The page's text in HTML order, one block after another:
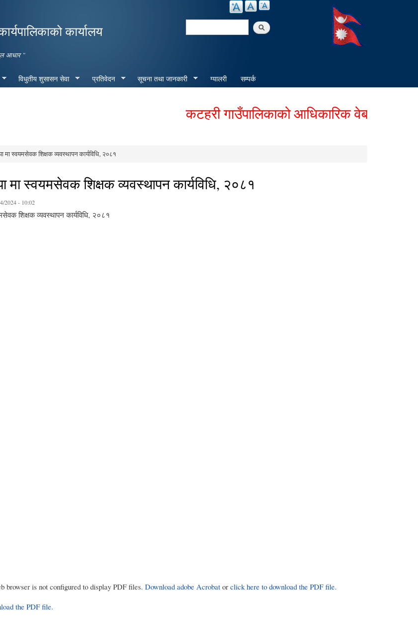
contentकार्यालय
मूल आधार "
Search
विधुतीय शुसासन सेवा प्रतिवेदन सूचना तथा जानकारी ग्यालरी सम्पर्क
कटहरी गाउँपालिकाको आधिकारिक वेबसाईटमा
मा स्वयमसेवक शिक्षक व्यवस्थापन कार्यविधि, २०८१
मा स्वयमसेवक शिक्षक व्यवस्थापन कार्यविधि, २०८१
2024 - 10:02
शिक्षक व्यवस्थापन कार्यविधि, २०८१
browser is not configured to display PDF files. Download adobe Acrobat or click here to download the PDF file.
the PDF file.